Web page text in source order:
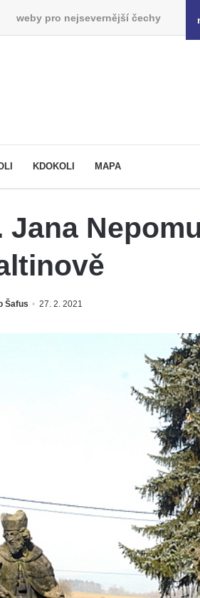
weby pro nejsevernější čechy
KDOKOLI MAPA
Šafus 27. 2. 2021